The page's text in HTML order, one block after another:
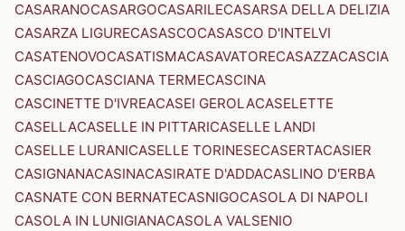
CASARANOCASARGOCASARILECASARSA DELLA DELIZIA
CASARZA LIGURECASASCOCASASCO D'INTELVI
CASATENOVOCASATISMACASAVATORECASAZZACASCIA
CASCIAGOCASCIANA TERMECASCINA
CASCINETTE D'IVREACASEI GEROLACASELETTE
CASELLACASELLE IN PITTARICASELLE LANDI
CASELLE LURANICASELLE TORINESECASERTACASIER
CASIGNANACASINACASIRATE D'ADDACASLINO D'ERBA
CASNATE CON BERNATECASNIGOCASOLA DI NAPOLI
CASOLA IN LUNIGIANACASOLA VALSENIO